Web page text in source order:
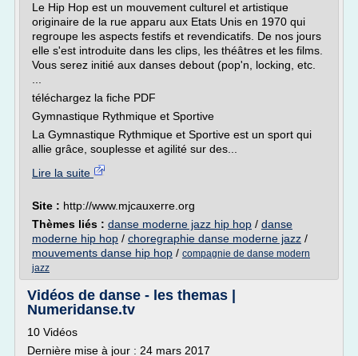
Le Hip Hop est un mouvement culturel et artistique
originaire de la rue apparu aux Etats Unis en 1970 qui
regroupe les aspects festifs et revendicatifs. De nos jours
elle s'est introduite dans les clips, les théâtres et les films.
Vous serez initié aux danses debout (pop'n, locking, etc.
téléchargez la fiche PDF
Gymnastique Rythmique et Sportive
La Gymnastique Rythmique et Sportive est un sport qui
allie grâce, souplesse et agilité sur des...
Lire la suite
Site : http://www.mjcauxerre.org
Thèmes liés : danse moderne jazz hip hop / danse
moderne hip hop / choregraphie danse moderne jazz /
mouvements danse hip hop / compagnie de danse modern
jazz
Vidéos de danse - les themas |
Numeridanse.tv
10 Vidéos
Dernière mise à jour : 24 mars 2017